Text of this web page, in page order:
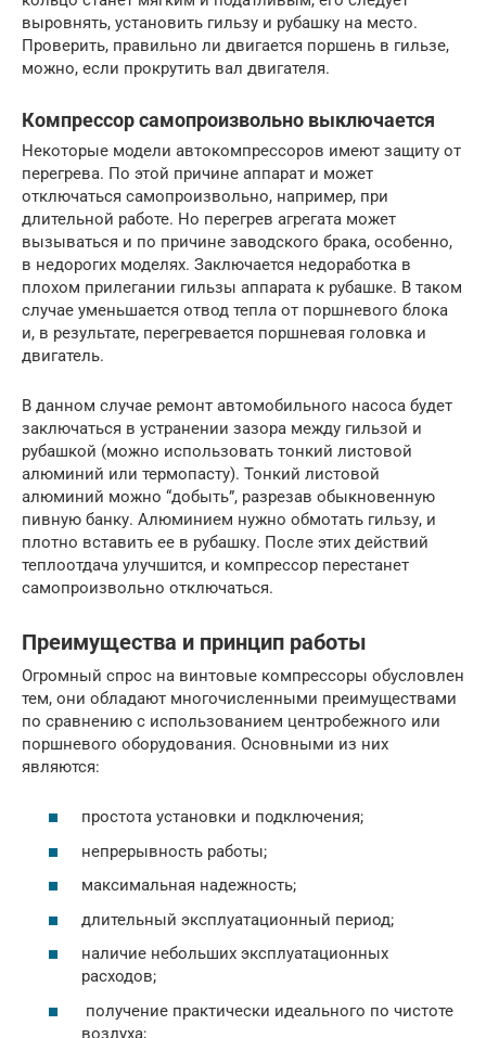
выровнять, установить гильзу и рубашку на место.
Проверить, правильно ли двигается поршень в гильзе,
можно, если прокрутить вал двигателя.
Компрессор самопроизвольно выключается
Некоторые модели автокомпрессоров имеют защиту от
перегрева. По этой причине аппарат и может
отключаться самопроизвольно, например, при
длительной работе. Но перегрев агрегата может
вызываться и по причине заводского брака, особенно,
в недорогих моделях. Заключается недоработка в
плохом прилегании гильзы аппарата к рубашке. В таком
случае уменьшается отвод тепла от поршневого блока
и, в результате, перегревается поршневая головка и
двигатель.
В данном случае ремонт автомобильного насоса будет
заключаться в устранении зазора между гильзой и
рубашкой (можно использовать тонкий листовой
алюминий или термопасту). Тонкий листовой
алюминий можно “добыть”, разрезав обыкновенную
пивную банку. Алюминием нужно обмотать гильзу, и
плотно вставить ее в рубашку. После этих действий
теплоотдача улучшится, и компрессор перестанет
самопроизвольно отключаться.
Преимущества и принцип работы
Огромный спрос на винтовые компрессоры обусловлен
тем, они обладают многочисленными преимуществами
по сравнению с использованием центробежного или
поршневого оборудования. Основными из них
являются:
простота установки и подключения;
непрерывность работы;
максимальная надежность;
длительный эксплуатационный период;
наличие небольших эксплуатационных
расходов;
получение практически идеального по чистоте
воздуха;